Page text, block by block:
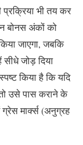
प्रक्रिया भी तय कर
बोनस अंकों को
जाएगा, जबकि
सीधे जोड़ दिया
किया है कि यदि
तो उसे पास कराने के
मार्क्स (अनुग्रह